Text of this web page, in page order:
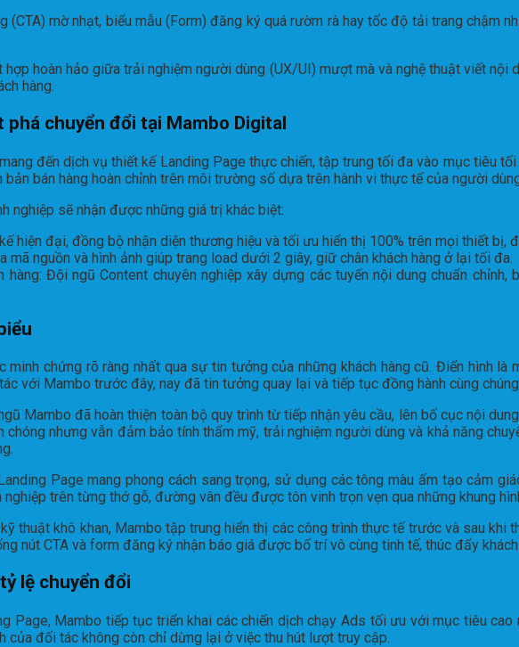
(CTA) mờ nhạt, biểu mẫu (Form) đăng ký quá rườm rà hay tốc độ tải trang chậm
hoàn hảo giữa trải nghiệm người dùng (UX/UI) mượt mà và nghệ thuật viết nội
hàng.
chuyển đổi tại Mambo Digital
đến dịch vụ thiết kế Landing Page thực chiến, tập trung tối đa vào mục tiêu tối
bán hàng hoàn chỉnh trên môi trường số dựa trên hành vi thực tế của người
nghiệp sẽ nhận được những giá trị khác biệt:
hiện đại, đồng bộ nhận diện thương hiệu và tối ưu hiển thị 100% trên mọi thiết bị,
mã nguồn và hình ảnh giúp trang load dưới 2 giây, giữ chân khách hàng ở lại tối đa.
hàng: Đội ngũ Content chuyên nghiệp xây dựng các tuyến nội dung chuẩn chỉnh,
chứng rõ ràng nhất qua sự tin tưởng của những khách hàng cũ. Điển hình là
với Mambo trước đây, nay đã tin tưởng quay lại và tiếp tục đồng hành cùng
Mambo đã hoàn thiện toàn bộ quy trình từ tiếp nhận yêu cầu, lên bố cục nội
chóng nhưng vẫn đảm bảo tính thẩm mỹ, trải nghiệm người dùng và khả năng
Page mang phong cách sang trọng, sử dụng các tông màu ấm tạo cảm
trên từng thớ gỗ, đường vân đều được tôn vinh trọn vẹn qua những khung
thuật khô khan, Mambo tập trung hiển thị các công trình thực tế trước và sau khi
nút CTA và form đăng ký nhận báo giá được bố trí vô cùng tinh tế, thúc đẩy
lệ chuyển đổi
Page, Mambo tiếp tục triển khai các chiến dịch chạy Ads tối ưu với mục tiêu
của đối tác không còn chỉ dừng lại ở việc thu hút lượt truy cập.